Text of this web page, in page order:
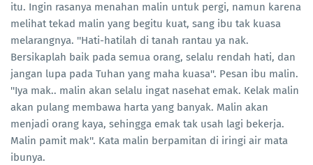
itu. Ingin rasanya menahan malin untuk pergi, namun karena
melihat tekad malin yang begitu kuat, sang ibu tak kuasa
melarangnya. ''Hati-hatilah di tanah rantau ya nak.
Bersikaplah baik pada semua orang, selalu rendah hati, dan
jangan lupa pada Tuhan yang maha kuasa''. Pesan ibu malin.
''Iya mak.. malin akan selalu ingat nasehat emak. Kelak malin
akan pulang membawa harta yang banyak. Malin akan
menjadi orang kaya, sehingga emak tak usah lagi bekerja.
Malin pamit mak''. Kata malin berpamitan di iringi air mata
ibunya.